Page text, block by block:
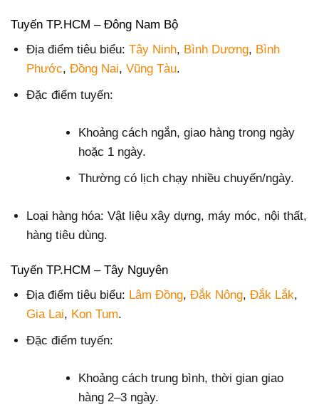
Tuyến TP.HCM – Đông Nam Bộ
Địa điểm tiêu biểu:Tây Ninh, Bình Dương, Bình
Phước,Đồng Nai,Vũng Tàu.
Đặc điểm tuyến:
Khoảng cách ngắn, giao hàng trong ngày
hoặc 1 ngày.
Thường có lịch chạy nhiều chuyến/ngày.
Loại hàng hóa: Vật liệu xây dựng, máy móc, nội thất,
hàng tiêu dùng.
Tuyến TP.HCM – Tây Nguyên
Địa điểm tiêu biểu: Lâm Đồng,Đắk Nông,Đắk Lắk,
Gia Lai, Kon Tum.
Đặc điểm tuyến:
Khoảng cách trung bình, thời gian giao
hàng 2–3 ngày.